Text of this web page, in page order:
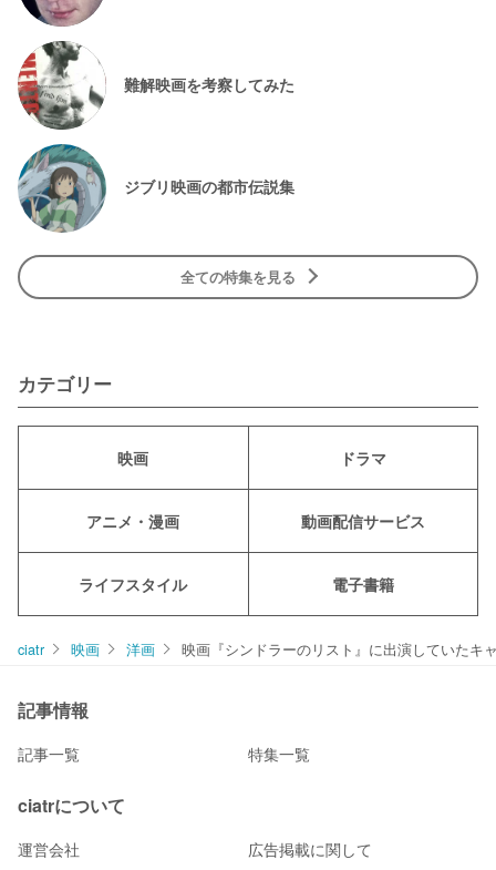
難解映画を考察してみた
ジブリ映画の都市伝説集
全ての特集を見る
カテゴリー
映画 ドラマ
アニメ・漫画 動画配信サービス
ライフスタイル 電子書籍
ciatr 映画 洋画 映画『シンドラーのリスト』に出演していたキ
記事情報
記事一覧 特集一覧
ciatrについて
運営会社
広告掲載に関して